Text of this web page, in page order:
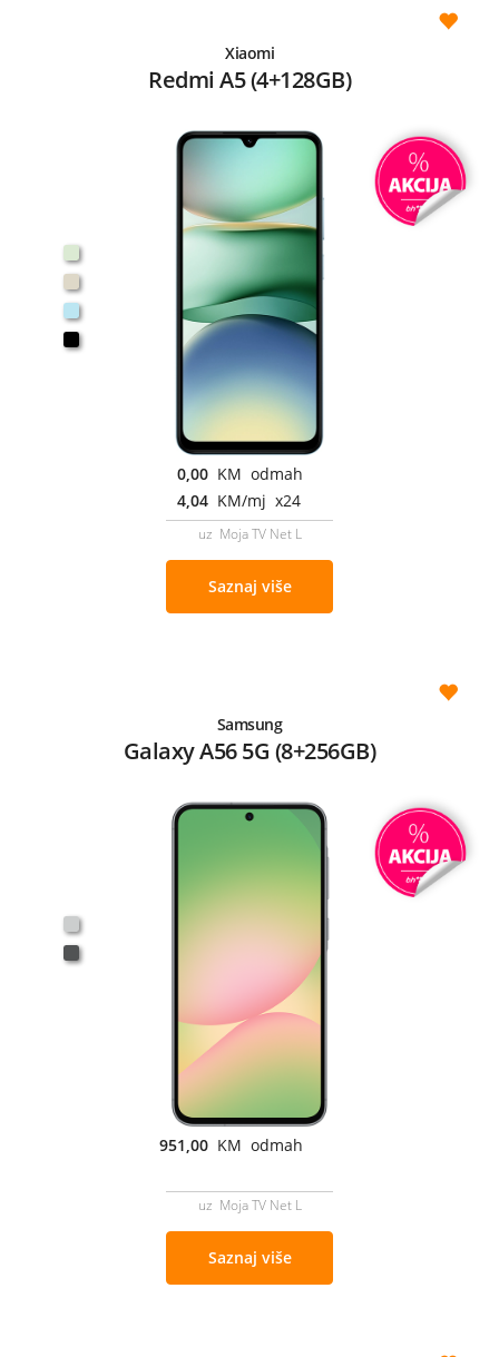
Xiaomi
Redmi A5 (4+128GB)
0,00 KM odmah
4,04 KM/mj x24
uz Moja TV Net L
Saznaj više
Samsung
Galaxy A56 5G (8+256GB)
951,00 KM odmah
uz Moja TV Net L
Saznaj više